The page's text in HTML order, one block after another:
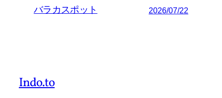
バラカスポット 2026/07/22
Indo.to